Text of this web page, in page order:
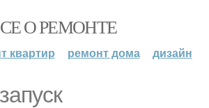
О РЕМОНТЕ
квартир ремонт дома дизайн